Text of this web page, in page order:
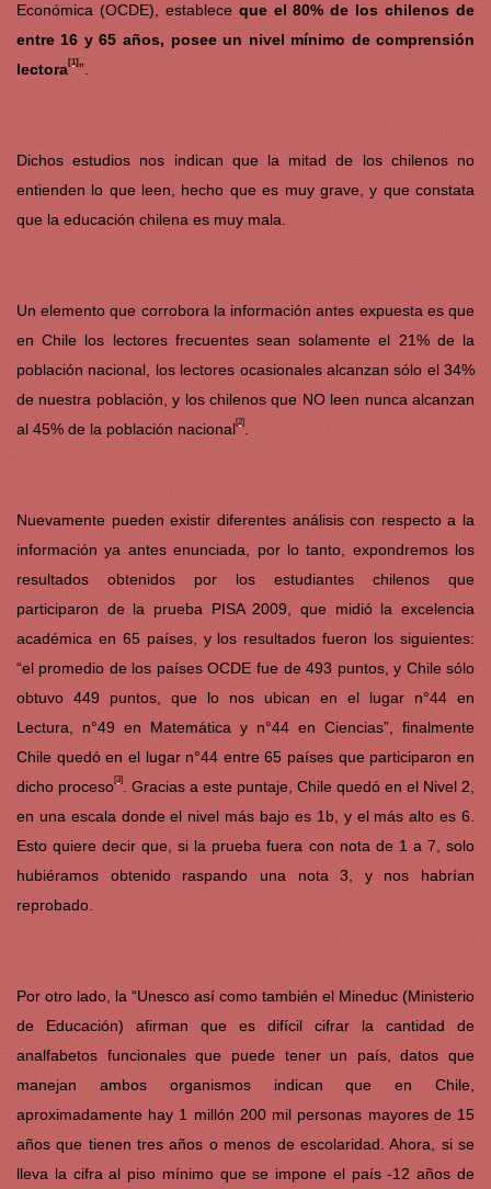
Económica (OCDE), establece que el 80% de los chilenos de
entre 16 y 65 años, posee un nivel mínimo de comprensión
lectora[1]”.
Dichos estudios nos indican que la mitad de los chilenos no
entienden lo que leen, hecho que es muy grave, y que constata
que la educación chilena es muy mala.
Un elemento que corrobora la información antes expuesta es que
en Chile los lectores frecuentes sean solamente el 21% de la
población nacional, los lectores ocasionales alcanzan sólo el 34%
de nuestra población, y los chilenos que NO leen nunca alcanzan
al 45% de la población nacional[2].
Nuevamente pueden existir diferentes análisis con respecto a la
información ya antes enunciada, por lo tanto, expondremos los
resultados obtenidos por los estudiantes chilenos que
participaron de la prueba PISA 2009, que midió la excelencia
académica en 65 países, y los resultados fueron los siguientes:
“el promedio de los países OCDE fue de 493 puntos, y Chile sólo
obtuvo 449 puntos, que lo nos ubican en el lugar n°44 en
Lectura, n°49 en Matemática y n°44 en Ciencias”, finalmente
Chile quedó en el lugar n°44 entre 65 países que participaron en
dicho proceso[3]
. Gracias a este puntaje, Chile quedó en el Nivel 2,
en una escala donde el nivel más bajo es 1b, y el más alto es 6.
Esto quiere decir que, si la prueba fuera con nota de 1 a 7, solo
hubiéramos obtenido raspando una nota 3, y nos habrían
reprobado.
Por otro lado, la “Unesco así como también el Mineduc (Ministerio
de Educación) afirman que es difícil cifrar la cantidad de
analfabetos funcionales que puede tener un país, datos que
manejan ambos organismos indican que en Chile,
aproximadamente hay 1 millón 200 mil personas mayores de 15
años que tienen tres años o menos de escolaridad. Ahora, si se
lleva la cifra al piso mínimo que se impone el país -12 años de